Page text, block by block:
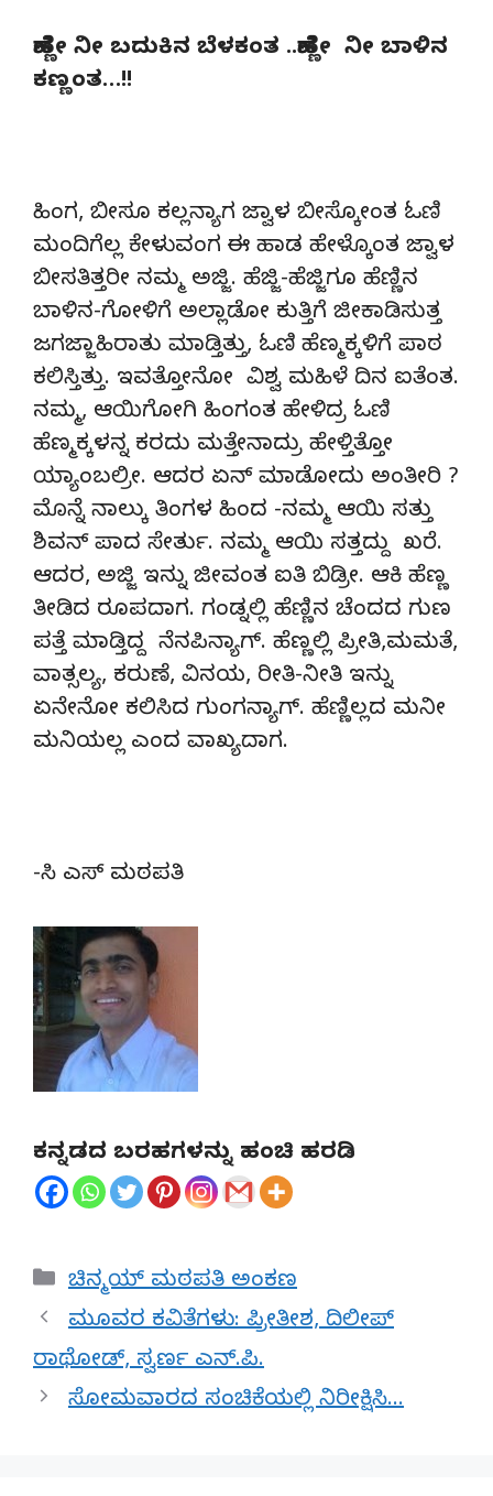
ಹೆಣ್ಣೇ ನೀ ಬದುಕಿನ ಬೆಳಕಂತ ..ಹೆಣ್ಣೇ ನೀ ಬಾಳಿನ
ಕಣ್ಣಂತ…!!
ಹಿಂಗ, ಬೀಸೂ ಕಲ್ಲನ್ಯಾಗ ಜ್ವಾಳ ಬೀಸ್ಕೋಂತ ಓಣಿ
ಮಂದಿಗೆಲ್ಲ ಕೇಳುವಂಗ ಈ ಹಾಡ ಹೇಳ್ಕೊಂತ ಜ್ವಾಳ
ಬೀಸತಿತ್ತರೀ ನಮ್ಮ ಅಜ್ಜಿ. ಹೆಜ್ಜಿ-ಹೆಜ್ಜಿಗೂ ಹೆಣ್ಣಿನ
ಬಾಳಿನ-ಗೋಳಿಗೆ ಅಲ್ಲಾಡೋ ಕುತ್ತಿಗೆ ಜೀಕಾಡಿಸುತ್ತ
ಜಗಜ್ಜಾಹಿರಾತು ಮಾಡ್ತಿತ್ತು, ಓಣಿ ಹೆಣ್ಮಕ್ಕಳಿಗೆ ಪಾಠ
ಕಲಿಸ್ತಿತ್ತು. ಇವತ್ತೋನೋ ವಿಶ್ವ ಮಹಿಳೆ ದಿನ ಐತೆಂತ.
ನಮ್ಮ, ಆಯಿಗೋಗಿ ಹಿಂಗಂತ ಹೇಳಿದ್ರ ಓಣಿ
ಹೆಣ್ಮಕ್ಕಳನ್ನ ಕರದು ಮತ್ತೇನಾದ್ರು ಹೇಳ್ತಿತ್ತೋ
ಯ್ಯಾಂಬಲ್ರೀ. ಆದರ ಏನ್ ಮಾಡೋದು ಅಂತೀರಿ ?
ಮೊನ್ನೆ ನಾಲ್ಕು ತಿಂಗಳ ಹಿಂದ -ನಮ್ಮ ಆಯಿ ಸತ್ತು
ಶಿವನ್ ಪಾದ ಸೇರ್ತು. ನಮ್ಮ ಆಯಿ ಸತ್ತದ್ದು ಖರೆ.
ಆದರ, ಅಜ್ಜಿ ಇನ್ನು ಜೀವಂತ ಐತಿ ಬಿಡ್ರೀ. ಆಕಿ ಹೆಣ್ಣ
ತೀಡಿದ ರೂಪದಾಗ. ಗಂಡ್ನಲ್ಲಿ ಹೆಣ್ಣಿನ ಚೆಂದದ ಗುಣ
ಪತ್ತೆ ಮಾಡ್ತಿದ್ದ ನೆನಪಿನ್ಯಾಗ್. ಹೆಣ್ಣಲ್ಲಿ ಪ್ರೀತಿ,ಮಮತೆ,
ವಾತ್ಸಲ್ಯ, ಕರುಣೆ, ವಿನಯ, ರೀತಿ-ನೀತಿ ಇನ್ನು
ಏನೇನೋ ಕಲಿಸಿದ ಗುಂಗನ್ಯಾಗ್. ಹೆಣ್ಣಿಲ್ಲದ ಮನೀ
ಮನಿಯಲ್ಲ ಎಂದ ವಾಖ್ಯದಾಗ.
-ಸಿ ಎಸ್ ಮಠಪತಿ
ಕನ್ನಡದ ಬರಹಗಳನ್ನು ಹಂಚಿ ಹರಡಿ
Categories
ಚಿನ್ಮಯ್ ಮಠಪತಿ ಅಂಕಣ
ಮೂವರ ಕವಿತೆಗಳು: ಪ್ರೀತೀಶ, ದಿಲೀಪ್
ರಾಥೋಡ್, ಸ್ವರ್ಣ ಎನ್.ಪಿ.
ಸೋಮವಾರದ ಸಂಚಿಕೆಯಲ್ಲಿ ನಿರೀಕ್ಷಿಸಿ…